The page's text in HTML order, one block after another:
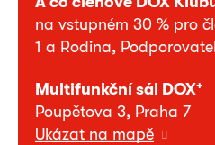
na vstupném 30 % pro
1 a Rodina,
Multifunkční sál DOX+
Poupětova 3, Praha 7
Ukázat na mapě